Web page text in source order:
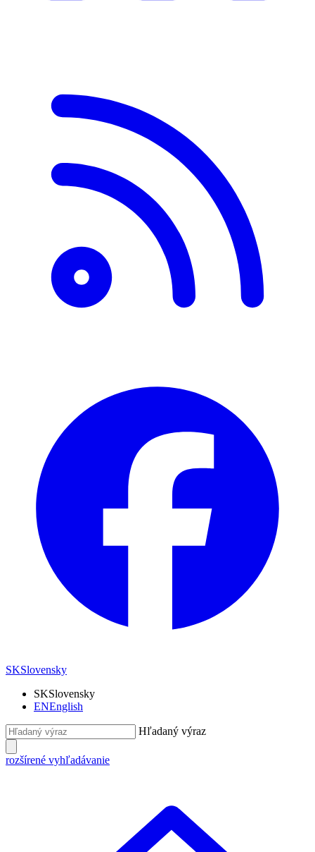
SKSlovensky
SKSlovensky
ENEnglish
Hľadaný výraz
rozšírené vyhľadávanie